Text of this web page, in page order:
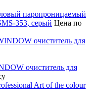
паропроницаемый
353, серый Цена по
очиститель для